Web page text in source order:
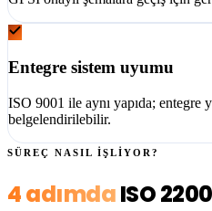
Entegre sistem uyumu
ISO 9001 ile aynı yapıda; entegre
belgelendirilebilir.
SÜREÇ NASIL İŞLİYOR?
4 adımdaISO